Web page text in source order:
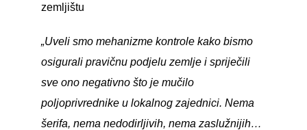
zemljištu
„Uveli smo mehanizme kontrole kako bismo
osigurali pravičnu podjelu zemlje i spriječili
sve ono negativno što je mučilo
poljoprivrednike u lokalnog zajednici. Nema
šerifa, nema nedodirljivih, nema zaslužnijih…